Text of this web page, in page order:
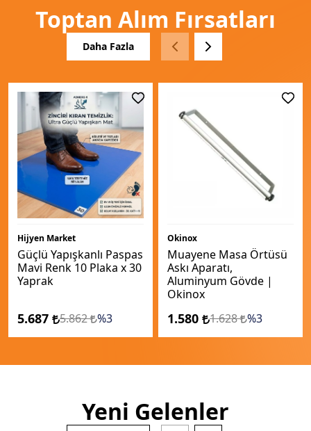
Toptan Alım Fırsatları
Daha Fazla
Hijyen Market
Güçlü Yapışkanlı Paspas
Mavi Renk 10 Plaka x 30
Yaprak
5.687 5.862 %3
Okinox
Muayene Masa Örtüsü
Askı Aparatı,
Aluminyum Gövde |
Okinox
1.580 1.628 %3
Yeni Gelenler